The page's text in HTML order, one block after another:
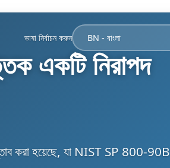
ভাষা নির্বাচন করুন
একটি নিরাপদ
করা হয়েছে, যা NIST SP 800-90B